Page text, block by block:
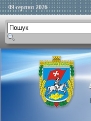
09 серпня 2026